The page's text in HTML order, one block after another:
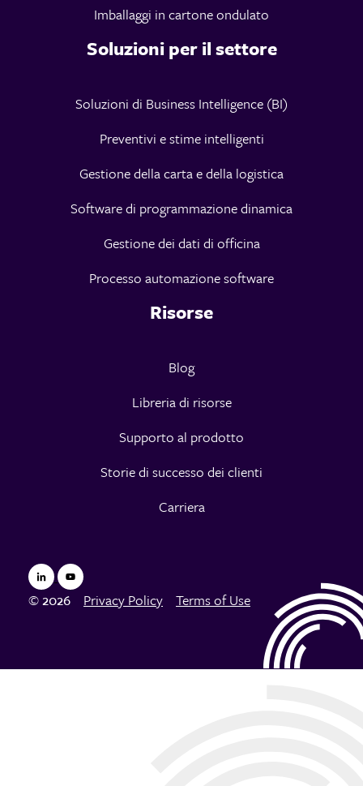
Imballaggi in cartone ondulato
Soluzioni per il settore
Soluzioni di Business Intelligence (BI)
Preventivi e stime intelligenti
Gestione della carta e della logistica
Software di programmazione dinamica
Gestione dei dati di officina
Processo automazione software
Risorse
Blog
Libreria di risorse
Supporto al prodotto
Storie di successo dei clienti
Carriera
© 2026 Privacy Policy Terms of Use